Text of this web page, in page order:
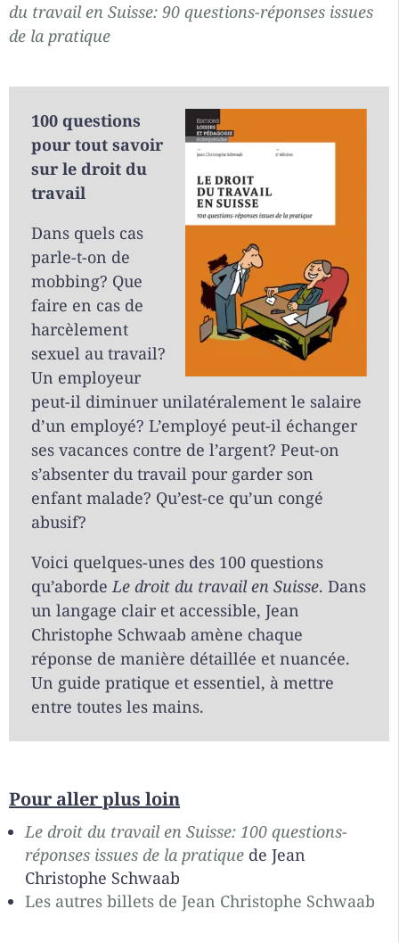
du travail en Suisse: 90 questions-réponses issues
de la pratique
100 questions
pour tout savoir
sur le droit du
travail
Dans quels cas
parle-t-on de
mobbing? Que
faire en cas de
harcèlement
sexuel au travail?
Un employeur
peut-il diminuer unilatéralement le salaire
d’un employé? L’employé peut-il échanger
ses vacances contre de l’argent? Peut-on
s’absenter du travail pour garder son
enfant malade? Qu’est-ce qu’un congé
abusif?
Voici quelques-unes des 100 questions
qu’abordeLe droit du travail en Suisse. Dans
un langage clair et accessible, Jean
Christophe Schwaab amène chaque
réponse de manière détaillée et nuancée.
Un guide pratique et essentiel, à mettre
entre toutes les mains.
Pour aller plus loin
Le droit du travail en Suisse: 100 questions-
réponses issues de la pratique de Jean
Christophe Schwaab
Les autres billets de Jean Christophe Schwaab